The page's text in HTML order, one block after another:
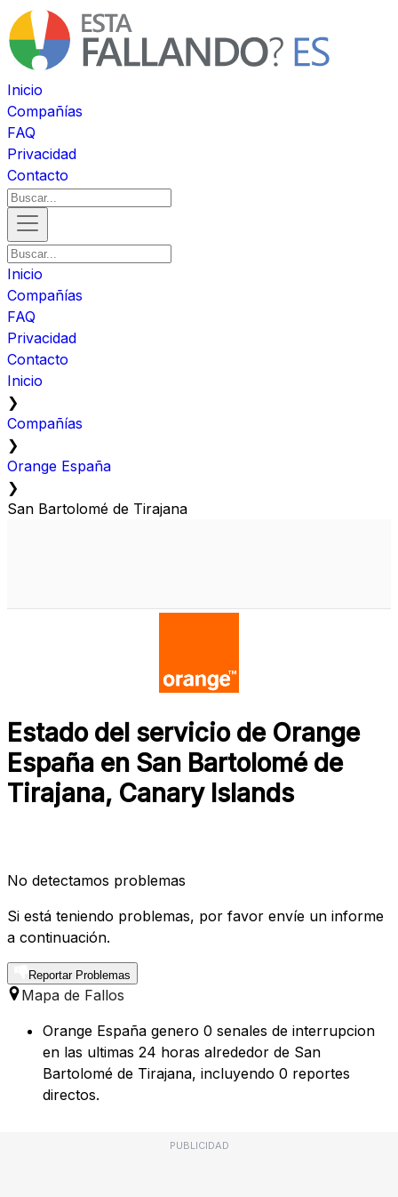
Inicio
Compañías
FAQ
Privacidad
Contacto
Inicio
Compañías
FAQ
Privacidad
Contacto
Inicio
❯
Compañías
❯
Orange España
❯
San Bartolomé de Tirajana
Estado del servicio de Orange
España en San Bartolomé de
Tirajana, Canary Islands
No detectamos problemas
Si está teniendo problemas, por favor envíe un informe
a continuación.
Reportar Problemas
Mapa de Fallos
Orange España genero 0 senales de interrupcion
en las ultimas 24 horas alrededor de San
Bartolomé de Tirajana, incluyendo 0 reportes
directos.
PUBLICIDAD